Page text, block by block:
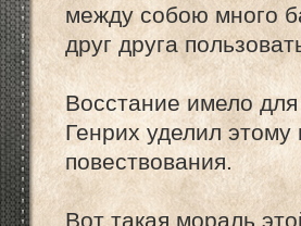
между собою много
друг друга
Восстание имело
Генрих уделил
повествования.
Вот такая мораль